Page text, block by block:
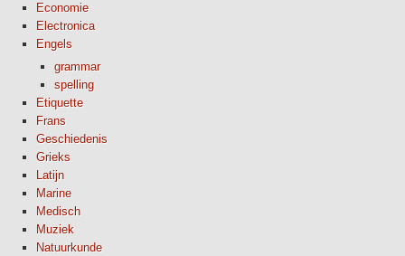
Economie
Electronica
Engels
grammar
spelling
Etiquette
Frans
Geschiedenis
Grieks
Latijn
Marine
Medisch
Muziek
Natuurkunde